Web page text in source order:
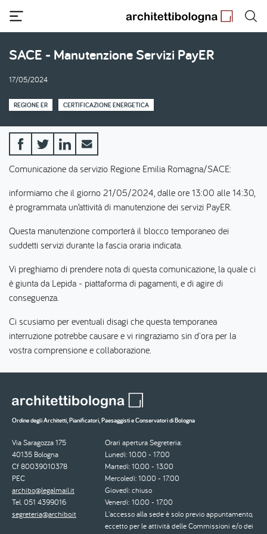
contenuto
principale
SACE - Manutenzione Servizi PayER
17/05/2024
REGIONE ER CERTIFICAZIONE ENERGETICA
Comunicazione da servizio Regione Emilia Romagna/SACE:
informiamo che il giorno 21/05/2024, dalle ore 13:00 alle 14:30,
è programmata un’attività di manutenzione dei servizi PayER.
Questa manutenzione comporterà il blocco temporaneo dei
suddetti servizi durante la fascia oraria indicata.
Vi preghiamo di prendere nota di questa comunicazione, la quale ci
è giunta da Lepida - piattaforma di pagamenti, e di agire di
conseguenza.
Ci scusiamo per eventuali disagi che questa temporanea
interruzione potrebbe causare e vi ringraziamo sin d'ora per la
vostra comprensione e collaborazione.
Ordine degli Architetti, Pianificatori, Paesaggisti e Conservatori di Bologna
Via Saragozza 175
40135 Bologna
Cf 80039010378
PEC
archibo@legalmail.it
Tel. 051 4399016
segreteria@archibo.it
Orari apertura Segreteria:
Lunedì: 10.00 - 17.00
Martedì: 10.00 - 13.00
Mercoledì: 10.00 - 17.00
Giovedì: chiuso
Venerdì: 10.00 - 17.00
L'accesso alla sede è solo previo appuntamento,
eccetto per le attività delle Commissioni e/o dei